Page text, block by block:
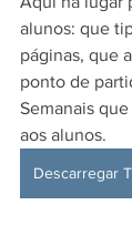
alunos: que
páginas, que
ponto de
Semanais
aos alunos.
Descarregar